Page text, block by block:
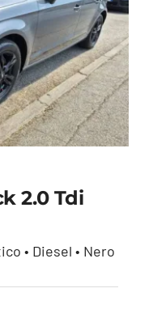
2.0 Tdi
• Diesel • Nero